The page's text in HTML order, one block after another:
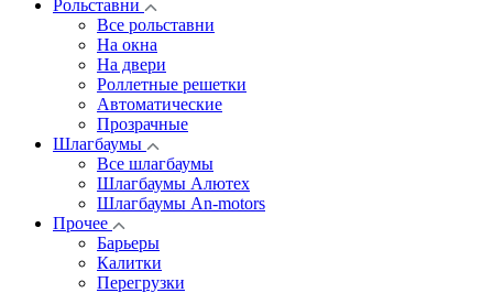
Рольставни
Все рольставни
На окна
На двери
Роллетные решетки
Автоматические
Прозрачные
Шлагбаумы
Все шлагбаумы
Шлагбаумы Алютех
Шлагбаумы An-motors
Прочее
Барьеры
Калитки
Перегрузки